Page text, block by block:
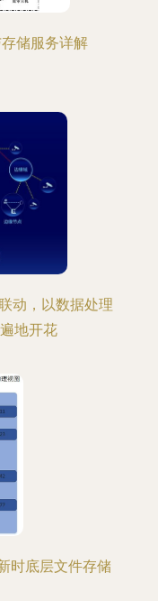
储服务详解
动，以数据处理
地开花
时底层文件存储